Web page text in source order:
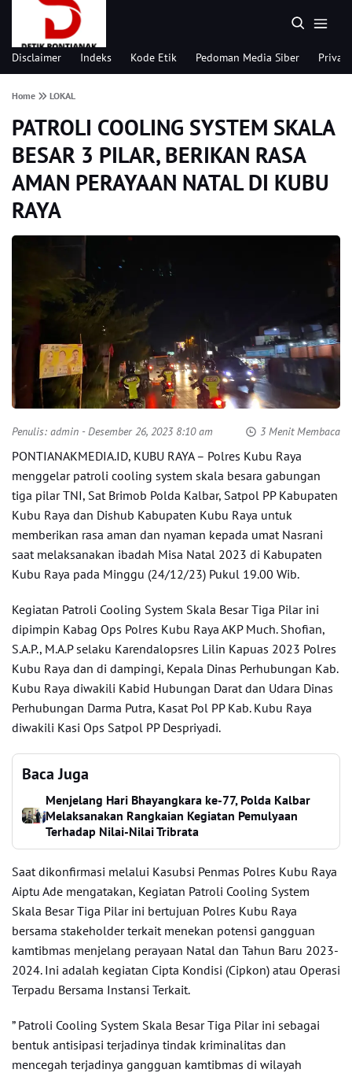
Disclaimer Indeks Kode Etik Pedoman Media Siber
Home LOKAL
PATROLI COOLING SYSTEM SKALA
BESAR 3 PILAR, BERIKAN RASA
AMAN PERAYAAN NATAL DI KUBU
RAYA
Penulis: admin - Desember 26, 2023 8:10 am 3 Menit Membaca
PONTIANAKMEDIA.ID, KUBU RAYA – Polres Kubu Raya
menggelar patroli cooling system skala besara gabungan
tiga pilar TNI, Sat Brimob Polda Kalbar, Satpol PP Kabupaten
Kubu Raya dan Dishub Kabupaten Kubu Raya untuk
memberikan rasa aman dan nyaman kepada umat Nasrani
saat melaksanakan ibadah Misa Natal 2023 di Kabupaten
Kubu Raya pada Minggu (24/12/23) Pukul 19.00 Wib.
Kegiatan Patroli Cooling System Skala Besar Tiga Pilar ini
dipimpin Kabag Ops Polres Kubu Raya AKP Much. Shofian,
S.A.P., M.A.P selaku Karendalopsres Lilin Kapuas 2023 Polres
Kubu Raya dan di dampingi, Kepala Dinas Perhubungan Kab.
Kubu Raya diwakili Kabid Hubungan Darat dan Udara Dinas
Perhubungan Darma Putra, Kasat Pol PP Kab. Kubu Raya
diwakili Kasi Ops Satpol PP Despriyadi.
Baca Juga
Menjelang Hari Bhayangkara ke-77, Polda Kalbar
Melaksanakan Rangkaian Kegiatan Pemulyaan
Terhadap Nilai-Nilai Tribrata
Saat dikonfirmasi melalui Kasubsi Penmas Polres Kubu Raya
Aiptu Ade mengatakan, Kegiatan Patroli Cooling System
Skala Besar Tiga Pilar ini bertujuan Polres Kubu Raya
bersama stakeholder terkait menekan potensi gangguan
kamtibmas menjelang perayaan Natal dan Tahun Baru 2023-
2024. Ini adalah kegiatan Cipta Kondisi (Cipkon) atau Operasi
Terpadu Bersama Instansi Terkait.
” Patroli Cooling System Skala Besar Tiga Pilar ini sebagai
bentuk antisipasi terjadinya tindak kriminalitas dan
mencegah terjadinya gangguan kamtibmas di wilayah